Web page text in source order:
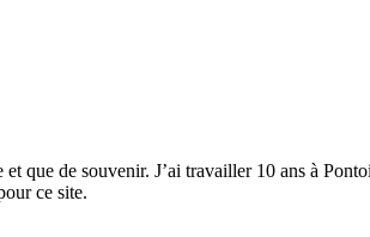
que de souvenir. J’ai travailler 10 ans à
ce site.